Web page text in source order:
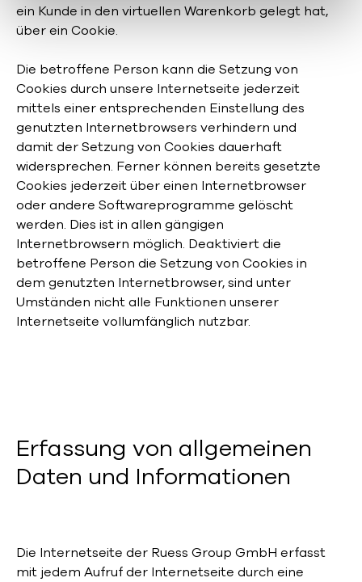
ein Kunde in den virtuellen Warenkorb gelegt hat,
über ein Cookie.
Die betroffene Person kann die Setzung von
Cookies durch unsere Internetseite jederzeit
mittels einer entsprechenden Einstellung des
genutzten Internetbrowsers verhindern und
damit der Setzung von Cookies dauerhaft
widersprechen. Ferner können bereits gesetzte
Cookies jederzeit über einen Internetbrowser
oder andere Softwareprogramme gelöscht
werden. Dies ist in allen gängigen
Internetbrowsern möglich. Deaktiviert die
betroffene Person die Setzung von Cookies in
dem genutzten Internetbrowser, sind unter
Umständen nicht alle Funktionen unserer
Internetseite vollumfänglich nutzbar.
Erfassung von allgemeinen
Daten und Informationen
Die Internetseite der Ruess Group GmbH erfasst
mit jedem Aufruf der Internetseite durch eine